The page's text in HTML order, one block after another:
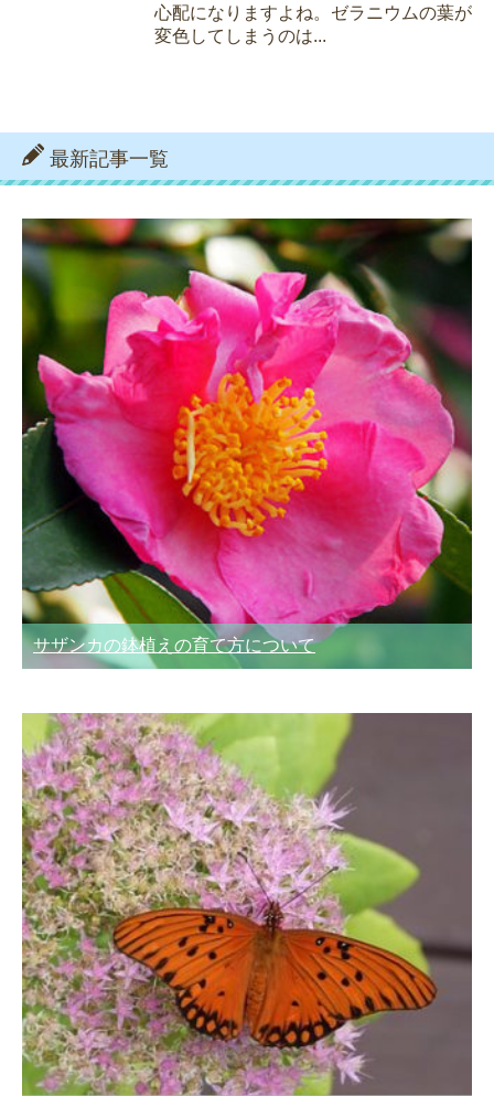
心配になりますよね。ゼラニウムの葉が
変色してしまうのは...
最新記事一覧
サザンカの鉢植えの育て方について